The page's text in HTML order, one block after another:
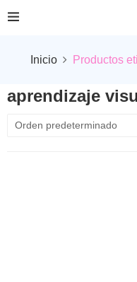
Inicio Productos
aprendizaje